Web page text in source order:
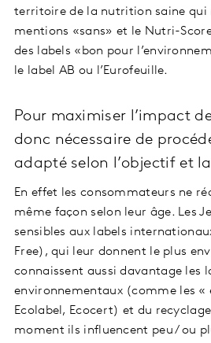
territoire de la nutrition saine qui
mentions «sans» et le Nutri-
des labels «bon pour
le label AB ou l’Eurofeuille.
Pour maximiser l’impact
donc nécessaire de
adapté selon l’objectif et
En effet les consommateurs ne
même façon selon leur âge. Les
sensibles aux labels
Free), qui leur donnent le plus
connaissent aussi davantage les
environnementaux (comme les «
Ecolabel, Ecocert) et du
moment ils influencent peu / ou